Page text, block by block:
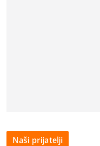
Naši prijatelji